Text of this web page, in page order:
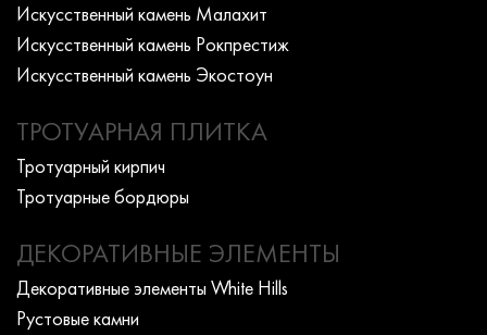
Искусcтвенный камень Малахит
Искусcтвенный камень Рокпрестиж
Искусcтвенный камень Экостоун
ТРОТУАРНАЯ ПЛИТКА
Тротуарный кирпич
Тротуарные бордюры
ДЕКОРАТИВНЫЕ ЭЛЕМЕНТЫ
Декоративные элементы White Hills
Рустовые камни